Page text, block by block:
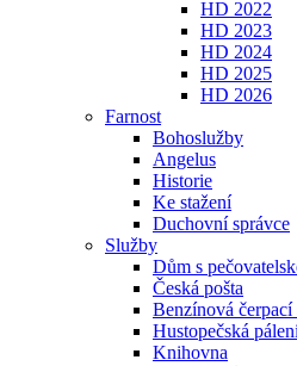
HD 2022
HD 2023
HD 2024
HD 2025
HD 2026
Farnost
Bohoslužby
Angelus
Historie
Ke stažení
Duchovní správce
Služby
Dům s
Česká pošta
Benzínová čerpací
Hustopečská
Knihovna